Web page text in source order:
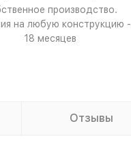
производство.
на любую конструкцию -
18 месяцев
Отзывы